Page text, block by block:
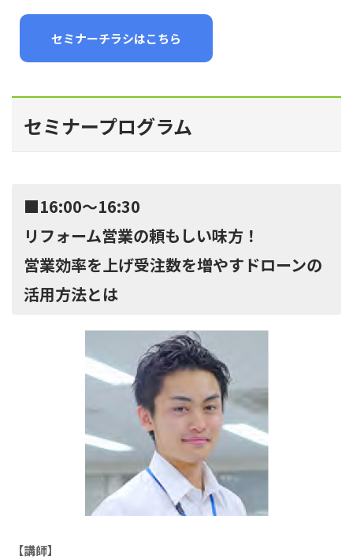
セミナーチラシはこちら
セミナープログラム
■16:00〜16:30
リフォーム営業の頼もしい味方！
営業効率を上げ受注数を増やすドローンの
活用方法とは
【講師】